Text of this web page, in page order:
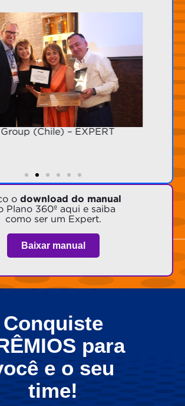
Antioquia (Colômbia) –
o download do manual
Plano 360º aqui e saiba
como ser um Expert.
Baixar manual
Conquiste
para
e o seu
time!